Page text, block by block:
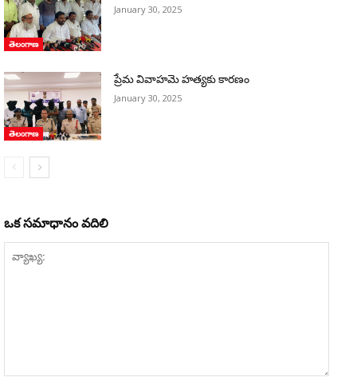
తెలంగాణ
January 30, 2025
తెలంగాణ
ప్రేమ వివాహమె హత్యకు కారణం
January 30, 2025
ఒక సమాధానం వదిలి